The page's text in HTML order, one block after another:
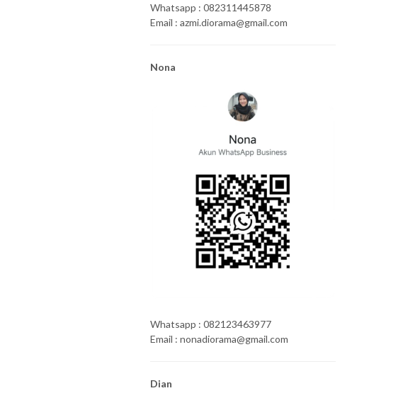
Whatsapp : 082311445878
Email : azmi.diorama@gmail.com
Nona
Whatsapp : 082123463977
Email : nonadiorama@gmail.com
Dian